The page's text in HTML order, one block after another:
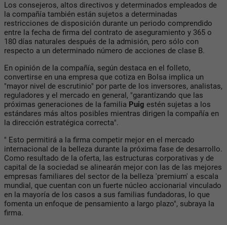
Los consejeros, altos directivos y determinados empleados de
la compañía también están sujetos a determinadas
restricciones de disposición durante un periodo comprendido
entre la fecha de firma del contrato de aseguramiento y 365 o
180 días naturales después de la admisión, pero sólo con
respecto a un determinado número de acciones de clase B.
En opinión de la compañía, según destaca en el folleto,
convertirse en una empresa que cotiza en Bolsa implica un
"mayor nivel de escrutinio" por parte de los inversores, analistas,
reguladores y el mercado en general, "garantizando que las
próximas generaciones de la familia Puig estén sujetas a los
estándares más altos posibles mientras dirigen la compañía en
la dirección estratégica correcta".
" Esto permitirá a la firma competir mejor en el mercado
internacional de la belleza durante la próxima fase de desarrollo.
Como resultado de la oferta, las estructuras corporativas y de
capital de la sociedad se alinearán mejor con las de las mejores
empresas familiares del sector de la belleza 'premium' a escala
mundial, que cuentan con un fuerte núcleo accionarial vinculado
en la mayoría de los casos a sus familias fundadoras, lo que
fomenta un enfoque de pensamiento a largo plazo", subraya la
firma.